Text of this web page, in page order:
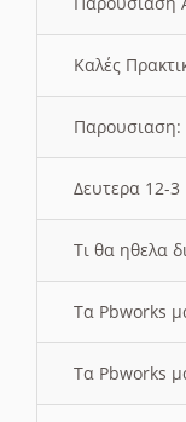
Καλές
Δευτερα 12-3
Τι θα ηθελα
Τα Pbworks
Τα Pbworks